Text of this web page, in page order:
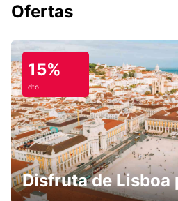
Ofertas
15%
dto.
Disfruta de Lisboa